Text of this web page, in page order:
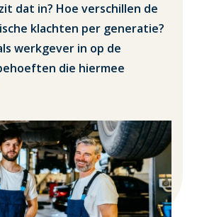
dat in? Hoe verschillen de
klachten per generatie?
werkgever in op de
die hiermee